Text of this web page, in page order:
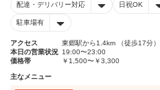
配達・デリバリー対応 日祝OK
駐車場有
アクセス
東郷駅から1.4km （徒歩17分）
本日の営業状況 19:00〜23:00
価格帯
￥1,500〜￥3,300
主なメニュー